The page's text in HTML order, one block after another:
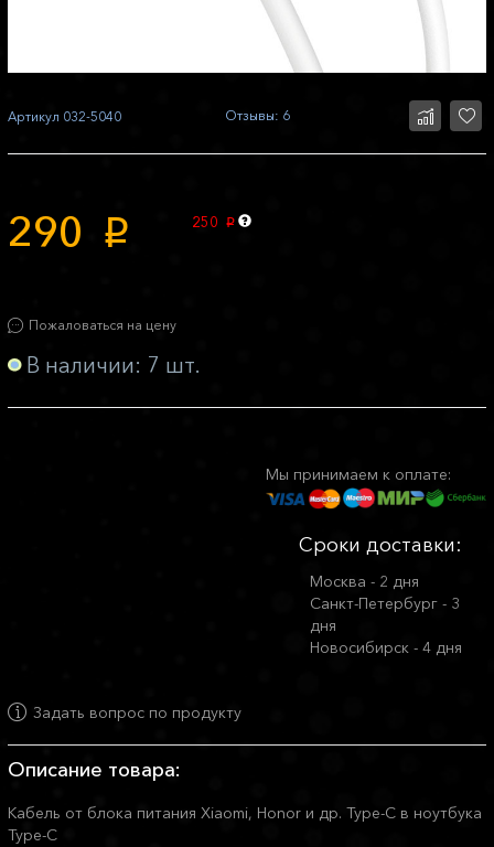
Артикул 032-5040 Отзывы: 6
290 p 250 p
Пожаловаться на цену
В наличии: 7 шт.
Мы принимаем к оплате:
Сроки доставки:
Москва - 2 дня
Санкт-Петербург - 3
дня
Новосибирск - 4 дня
Задать вопрос по продукту
Описание товара:
Кабель от блока питания Xiaomi, Honor и др. Type-C в ноутбука
Type-C